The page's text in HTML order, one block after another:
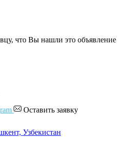
что Вы нашли это объявление
Оставить заявку